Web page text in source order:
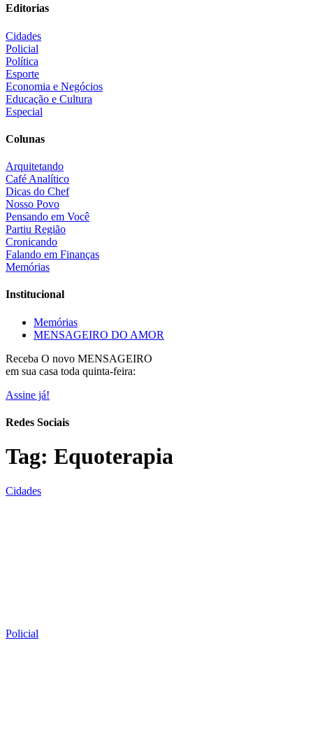
Editorias
Cidades
Policial
Política
Esporte
Economia e Negócios
Educação e Cultura
Especial
Colunas
Arquitetando
Café Analítico
Dicas do Chef
Nosso Povo
Pensando em Você
Partiu Região
Cronicando
Falando em Finanças
Memórias
Institucional
Memórias
MENSAGEIRO DO AMOR
Receba O novo MENSAGEIRO
em sua casa toda quinta-feira:
Assine já!
Redes Sociais
Tag: Equoterapia
Cidades
Policial